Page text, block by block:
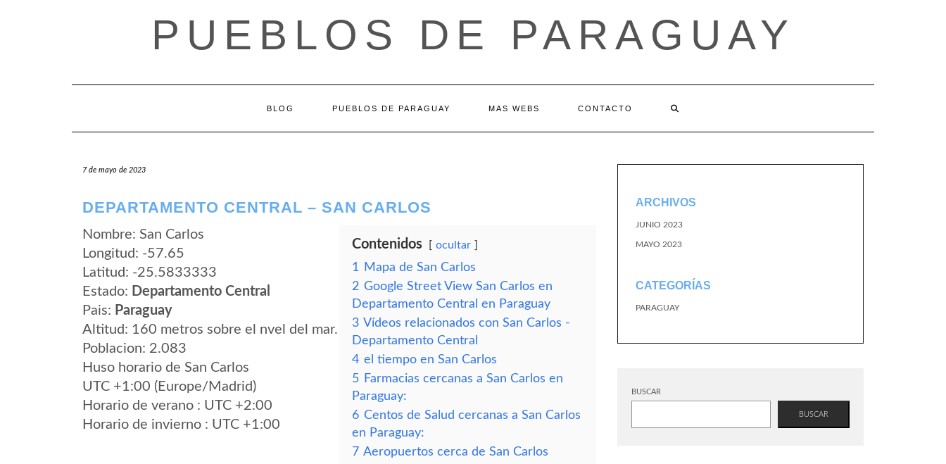
PUEBLOS DE PARAGUAY
BLOG PUEBLOS DE PARAGUAY MAS WEBS CONTACTO
7 de mayo de 2023
DEPARTAMENTO CENTRAL – SAN CARLOS
Nombre: San Carlos
Longitud: -57.65
Latitud: -25.5833333
Estado: Departamento Central
Pais: Paraguay
Altitud: 160 metros sobre el nvel del mar.
Poblacion: 2.083
Huso horario de San Carlos
UTC +1:00 (Europe/Madrid)
Horario de verano : UTC +2:00
Horario de invierno : UTC +1:00
Contenidos ocultar
1
Mapa de San Carlos
2 Google Street View San Carlos en
Departamento Central en Paraguay
3 Vídeos relacionados con San Carlos -
Departamento Central
4 el tiempo en San Carlos
5 Farmacias cercanas a San Carlos en
Paraguay:
6 Centos de Salud cercanas a San Carlos
en Paraguay:
7 Aeropuertos cerca de San Carlos
ARCHIVOS
JUNIO 2023
MAYO 2023
CATEGORÍAS
PARAGUAY
BUSCAR
BUSCAR